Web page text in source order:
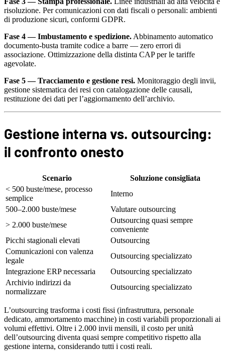
risoluzione. Per comunicazioni con dati fiscali o personali: ambienti
di produzione sicuri, conformi GDPR.
Fase 4 — Imbustamento e spedizione.Abbinamento automatico
documento-busta tramite codice a barre — zero errori di
associazione. Ottimizzazione della distinta CAP per le tariffe
agevolate.
Fase 5 — Tracciamento e gestione resi. Monitoraggio degli invii,
gestione sistematica dei resi con catalogazione delle causali,
restituzione dei dati per l’aggiornamento dell’archivio.
Gestione interna vs. outsourcing:
il confronto onesto
Scenario
Soluzione consigliata
< 500 buste/mese, processo
semplice
Interno
500–2.000 buste/mese
Valutare outsourcing
> 2.000 buste/mese
Outsourcing quasi sempre
conveniente
Picchi stagionali elevati
Outsourcing
Comunicazioni con valenza
legale
Outsourcing specializzato
Integrazione ERP necessaria
Outsourcing specializzato
Archivio indirizzi da
normalizzare
Outsourcing specializzato
L’outsourcing trasforma i costi fissi (infrastruttura, personale
dedicato, ammortamento macchine) in costi variabili proporzionali ai
volumi effettivi. Oltre i 2.000 invii mensili, il costo per unità
dell’outsourcing diventa quasi sempre competitivo rispetto alla
gestione interna, considerando tutti i costi reali.